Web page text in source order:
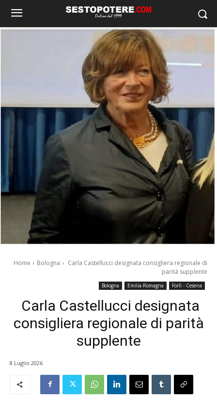
Home Bologna
Carla Castellucci designata consigliera regionale di
parità supplente
Bologna Emilia-Romagna Forlì - Cesena
Carla Castellucci designata
consigliera regionale di parità
supplente
8 Luglio 2026